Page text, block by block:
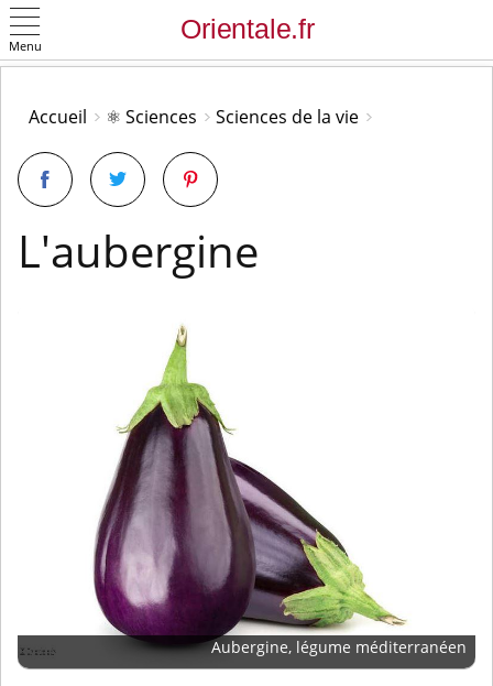
Menu
Accueil ⚛️ Sciences Sciences de la vie
L'aubergine
Aubergine, légume méditerranéen